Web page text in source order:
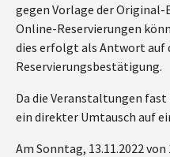
gegen Vorlage der
Online-Reservierungen
dies erfolgt als Antwort auf
Reservierungsbestätigung.
Da die Veranstaltungen
ein direkter Umtausch auf
Am Sonntag, 13.11.2022